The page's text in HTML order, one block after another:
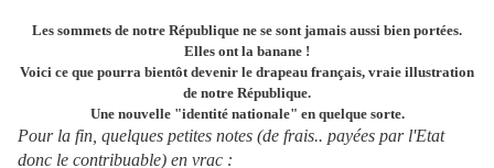
Les sommets de notre République ne se sont jamais aussi bien portées.
Elles ont la banane !
Voici ce que pourra bientôt devenir le drapeau français, vraie illustration
de notre République.
Une nouvelle "identité nationale" en quelque sorte.
Pour la fin, quelques petites notes (de frais.. payées par l'Etat
donc le contribuable) en vrac :